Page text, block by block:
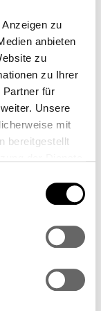
zu
anbieten
zu
zu Ihrer
Partner für
Unsere
mit
bereitgestellt
Uhr
keine
Ihre